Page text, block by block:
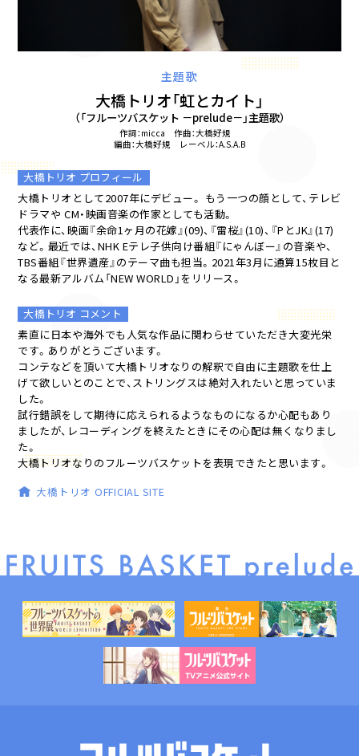
主題歌
大橋トリオ「虹とカイト」
（「フルーツバスケット －prelude－」主題歌）
作詞：micca 作曲：大橋好規
編曲：大橋好規 レーベル：A.S.A.B
大橋トリオ プロフィール
大橋トリオとして2007年にデビュー。 もう一つの顔として、テレビ
ドラマや CM・映画音楽の作家としても活動。
代表作に、映画『余命1ヶ月の花嫁』(09)、『雷桜』(10)、『PとJK』(17)
など。最近では、NHK Eテレ子供向け番組『にゃんぼー』の音楽や、
TBS番組『世界遺産』のテーマ曲も担当。2021年3月に通算15枚目と
なる最新アルバム「NEW WORLD」をリリース。
大橋トリオ コメント
素直に日本や海外でも人気な作品に関わらせていただき大変光栄
です。ありがとうございます。
コンテなどを頂いて大橋トリオなりの解釈で自由に主題歌を仕上
げて欲しいとのことで、ストリングスは絶対入れたいと思っていま
した。
試行錯誤をして期待に応えられるようなものになるか心配もあり
ましたが、レコーディングを終えたときにその心配は無くなりまし
た。
大橋トリオなりのフルーツバスケットを表現できたと思います。
大橋トリオ OFFICIAL SITE